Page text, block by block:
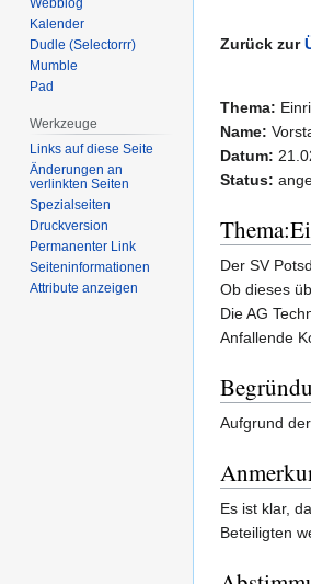
Zurück zur
Thema:
Name:
Datum:
Status:
Der SV
Ob dieses
Die AG
Anfallende
Aufgrund
Es ist klar,
Beteiligten
Kalender
Dudle (Selectorrr)
Mumble
Pad
Werkzeuge
Links auf diese Seite
Änderungen an
verlinkten Seiten
Spezialseiten
Druckversion
Permanenter Link
Seiten­­informationen
Attribute anzeigen